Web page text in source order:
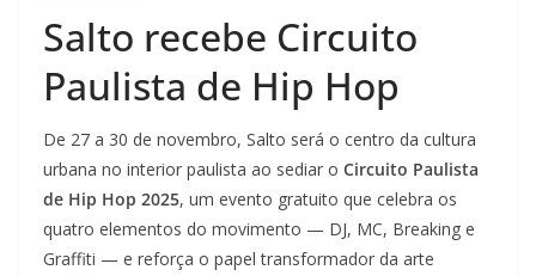
Salto recebe Circuito
Paulista de Hip Hop
De 27 a 30 de novembro, Salto será o centro da cultura
urbana no interior paulista ao sediar o Circuito Paulista
de Hip Hop 2025, um evento gratuito que celebra os
quatro elementos do movimento — DJ, MC, Breaking e
Graffiti — e reforça o papel transformador da arte